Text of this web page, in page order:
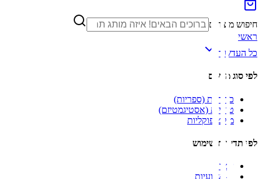
חיפוש מוצרים
ראשי
כל העדשות
לפי סוג מרשם
כדוריות (ספריות)
טוריות (אסטיגמטיזם)
מולטיפוקליות
לפי תדירות שימוש
יומיות
דו-שבועיות